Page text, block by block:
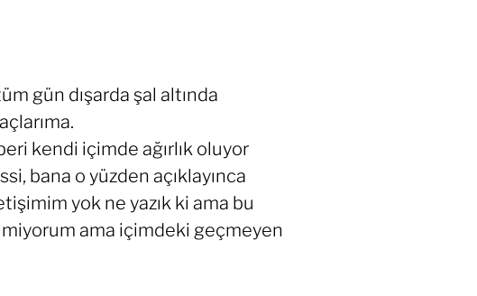
gün dışarda şal altında
kendi içimde ağırlık oluyor
bana o yüzden açıklayınca
yok ne yazık ki ama bu
ama içimdeki geçmeyen